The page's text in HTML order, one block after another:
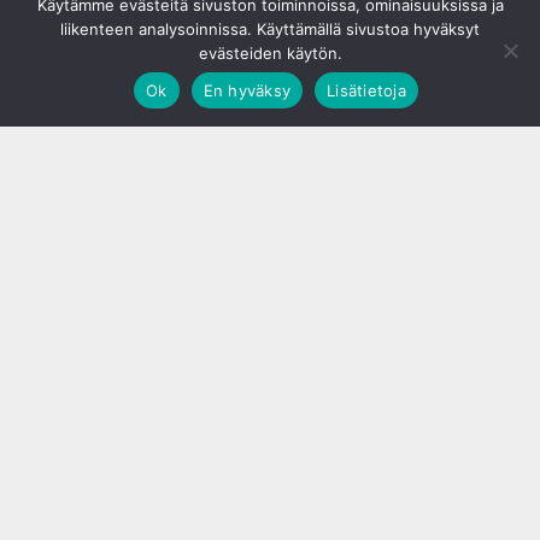
Käytämme evästeitä sivuston toiminnoissa, ominaisuuksissa ja
liikenteen analysoinnissa. Käyttämällä sivustoa hyväksyt
evästeiden käytön.
Ok
En hyväksy Lisätietoja